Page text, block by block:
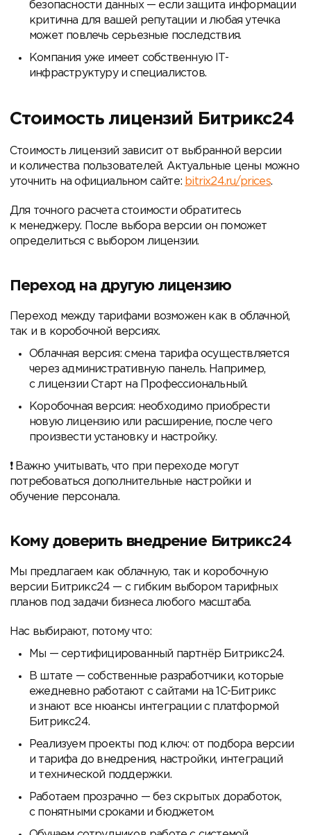
безопасности данных — если защита информации
критична для вашей репутации и любая утечка
может повлечь серьезные последствия.
Компания уже имеет собственную IT-
инфраструктуру и специалистов.
Стоимость лицензий Битрикс24
Стоимость лицензий зависит от выбранной версии
и количества пользователей. Актуальные цены можно
уточнить на официальном сайте: bitrix24.ru/prices.
Для точного расчета стоимости обратитесь
к менеджеру. После выбора версии он поможет
определиться с выбором лицензии.
Переход на другую лицензию
Переход между тарифами возможен как в облачной,
так и в коробочной версиях.
Облачная версия: смена тарифа осуществляется
через административную панель. Например,
с лицензии Старт на Профессиональный.
Коробочная версия: необходимо приобрести
новую лицензию или расширение, после чего
произвести установку и настройку.
Важно учитывать, что при переходе могут
потребоваться дополнительные настройки и
обучение персонала.
Кому доверить внедрение Битрикс24
Мы предлагаем как облачную, так и коробочную
версии Битрикс24 — с гибким выбором тарифных
планов под задачи бизнеса любого масштаба.
Нас выбирают, потому что:
Мы — сертифицированный партнёр Битрикс24.
В штате — собственные разработчики, которые
ежедневно работают с сайтами на 1С-Битрикс
и знают все нюансы интеграции с платформой
Битрикс24.
Реализуем проекты под ключ: от подбора версии
и тарифа до внедрения, настройки, интеграций
и технической поддержки.
Работаем прозрачно — без скрытых доработок,
с понятными сроками и бюджетом.